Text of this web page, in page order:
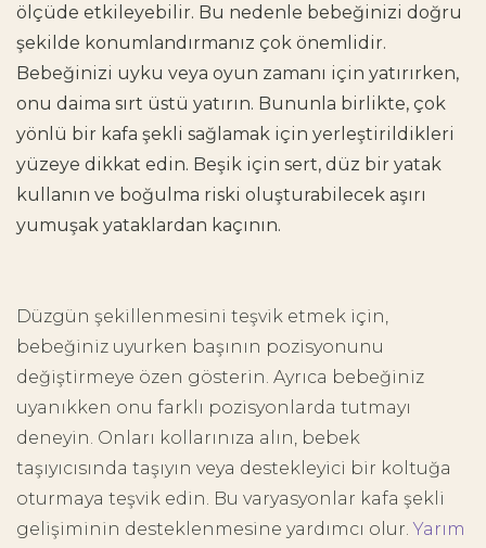
ölçüde etkileyebilir. Bu nedenle bebeğinizi doğru
şekilde konumlandırmanız çok önemlidir.
Bebeğinizi uyku veya oyun zamanı için yatırırken,
onu daima sırt üstü yatırın. Bununla birlikte, çok
yönlü bir kafa şekli sağlamak için yerleştirildikleri
yüzeye dikkat edin. Beşik için sert, düz bir yatak
kullanın ve boğulma riski oluşturabilecek aşırı
yumuşak yataklardan kaçının.
Düzgün şekillenmesini teşvik etmek için,
bebeğiniz uyurken başının pozisyonunu
değiştirmeye özen gösterin. Ayrıca bebeğiniz
uyanıkken onu farklı pozisyonlarda tutmayı
deneyin. Onları kollarınıza alın, bebek
taşıyıcısında taşıyın veya destekleyici bir koltuğa
oturmaya teşvik edin. Bu varyasyonlar kafa şekli
gelişiminin desteklenmesine yardımcı olur.Yarım